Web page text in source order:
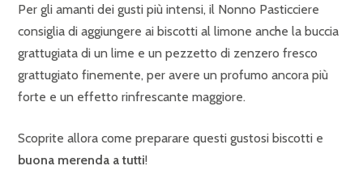
Per gli amanti dei gusti più intensi, il Nonno Pasticciere
consiglia di aggiungere ai biscotti al limone anche la buccia
grattugiata di un lime e un pezzetto di zenzero fresco
grattugiato finemente, per avere un profumo ancora più
forte e un effetto rinfrescante maggiore.
Scoprite allora come preparare questi gustosi biscotti e
buona merenda a tutti!